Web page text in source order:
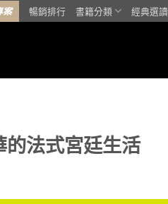
案 暢銷排行 書籍分類 經典選讀
的法式宮廷生活